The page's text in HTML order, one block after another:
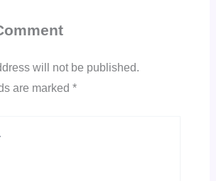
will not be published.
are marked *